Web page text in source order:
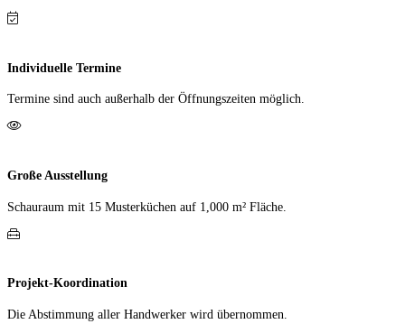
Individuelle Termine
Termine sind auch außerhalb der Öffnungs­zeiten möglich.
Große Ausstellung
Schauraum mit 15 Muster­küchen auf 1,000 m² Fläche.
Projekt-Koordination
Die Abstimmung aller Hand­werker wird übernommen.